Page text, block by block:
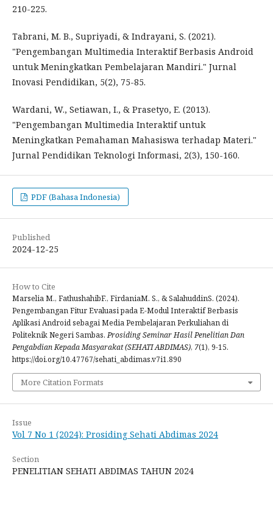
210-225.
Tabrani, M. B., Supriyadi, & Indrayani, S. (2021).
"Pengembangan Multimedia Interaktif Berbasis Android
untuk Meningkatkan Pembelajaran Mandiri." Jurnal
Inovasi Pendidikan, 5(2), 75-85.
Wardani, W., Setiawan, I., & Prasetyo, E. (2013).
"Pengembangan Multimedia Interaktif untuk
Meningkatkan Pemahaman Mahasiswa terhadap Materi."
Jurnal Pendidikan Teknologi Informasi, 2(3), 150-160.
PDF (Bahasa Indonesia)
Published
2024-12-25
How to Cite
Marselia M., FathushahibF., FirdaniaM. S., & SalahuddinS. (2024).
Pengembangan Fitur Evaluasi pada E-Modul Interaktif Berbasis
Aplikasi Android sebagai Media Pembelajaran Perkuliahan di
Politeknik Negeri Sambas.Prosiding Seminar Hasil Penelitian Dan
Pengabdian Kepada Masyarakat (SEHATI ABDIMAS), 7(1), 9-15.
https://doi.org/10.47767/sehati_abdimas.v7i1.890
More Citation Formats
Issue
Vol 7 No 1 (2024): Prosiding Sehati Abdimas 2024
Section
PENELITIAN SEHATI ABDIMAS TAHUN 2024